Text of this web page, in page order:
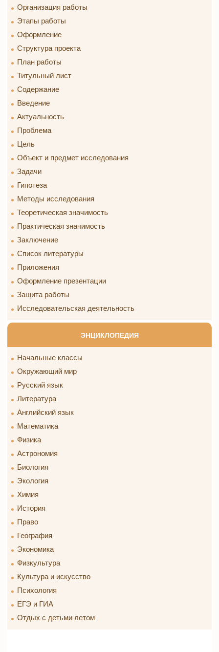
Организация работы
Этапы работы
Оформление
Структура проекта
План работы
Титульный лист
Содержание
Введение
Актуальность
Проблема
Цель
Объект и предмет исследования
Задачи
Гипотеза
Методы исследования
Теоретическая значимость
Практическая значимость
Заключение
Список литературы
Приложения
Оформление презентации
Защита работы
Исследовательская деятельность
ЭНЦИКЛОПЕДИЯ
Начальные классы
Окружающий мир
Русский язык
Литература
Английский язык
Математика
Физика
Астрономия
Биология
Экология
Химия
История
Право
География
Экономика
Физкультура
Культура и искусство
Психология
ЕГЭ и ГИА
Отдых с детьми летом